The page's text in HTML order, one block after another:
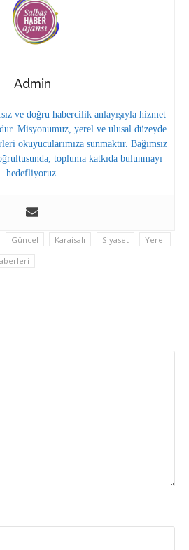
Admin
ve doğru habercilik anlayışıyla hizmet
Misyonumuz, yerel ve ulusal düzeyde
okuyucularımıza sunmaktır. Bağımsız
topluma katkıda bulunmayı
hedefliyoruz.
Güncel Karaisalı Siyaset Yerel